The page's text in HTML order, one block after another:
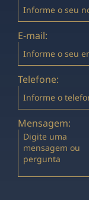
E-mail:
Telefone:
Mensagem: